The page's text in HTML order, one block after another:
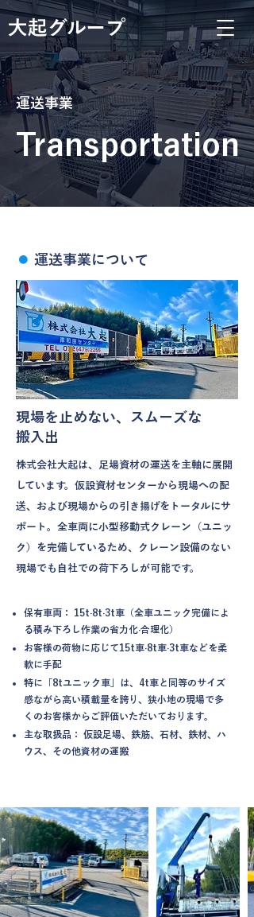
大起グループ
運送事業
Transportation
⚫︎ 運送事業について
現場を止めない、スムーズな
搬入出
株式会社大起は、足場資材の運送を主軸に展開
しています。仮設資材センターから現場への配
送、および現場からの引き揚げをトータルにサ
ポート。全車両に小型移動式クレーン（ユニッ
ク）を完備しているため、クレーン設備のない
現場でも自社での荷下ろしが可能です。
保有車両： 15t·8t·3t車（全車ユニック完備によ
る積み下ろし作業の省力化·合理化）
お客様の荷物に応じて15t車·8t車·3t車などを柔
軟に手配
特に「8tユニック車」は、4t車と同等のサイズ
感ながら高い積載量を誇り、狭小地の現場で多
くのお客様からご評価いただいております。
主な取扱品： 仮設足場、鉄筋、石材、鉄材、ハ
ウス、その他資材の運搬